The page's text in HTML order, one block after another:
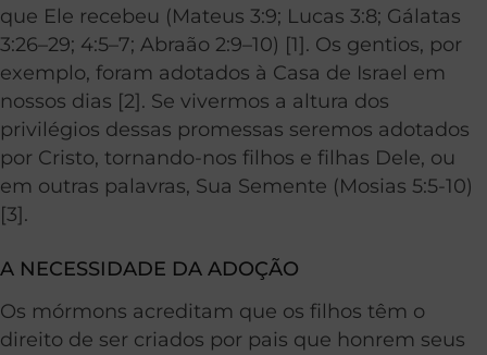
que Ele recebeu (Mateus 3:9; Lucas 3:8; Gálatas
3:26–29; 4:5–7; Abraão 2:9–10) [1]. Os gentios, por
exemplo, foram adotados à Casa de Israel em
nossos dias [2]. Se vivermos a altura dos
privilégios dessas promessas seremos adotados
por Cristo, tornando-nos filhos e filhas Dele, ou
em outras palavras, Sua Semente (Mosias 5:5-10)
[3].
A NECESSIDADE DA ADOÇÃO
Os mórmons acreditam que os filhos têm o
direito de ser criados por pais que honrem seus